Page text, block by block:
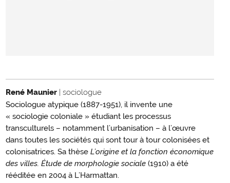
René Maunier
| sociologue
Sociologue atypique (1887-1951), il invente une
« sociologie coloniale » étudiant les processus
transculturels – notamment l’urbanisation – à l’œuvre
dans toutes les sociétés qui sont tour à tour colonisées et
colonisatrices. Sa thèse L’origine et la fonction économique
des villes. Étude de morphologie sociale (1910) a été
rééditée en 2004 à L’Harmattan.